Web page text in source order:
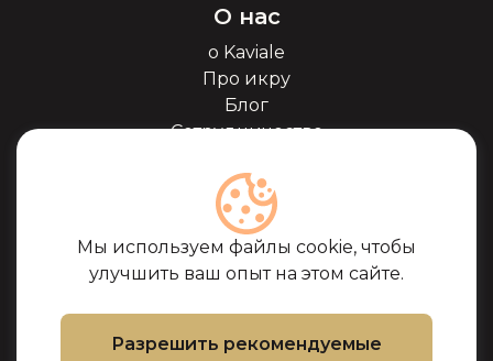
Мы используем файлы cookie, чтобы
улучшить ваш опыт на этом сайте.
Разрешить рекомендуемые
О нас
о Kaviale
Про икру
Блог
Сотрудничество
Сертификаты
Часто задоваемые
вопросы
Поддержка
Политика